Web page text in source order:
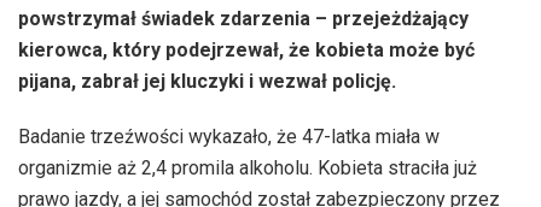
powstrzymał świadek zdarzenia – przejeżdżający
kierowca, który podejrzewał, że kobieta może być
pijana, zabrał jej kluczyki i wezwał policję.
Badanie trzeźwości wykazało, że 47-latka miała w
organizmie aż 2,4 promila alkoholu. Kobieta straciła już
prawo jazdy, a jej samochód został zabezpieczony przez